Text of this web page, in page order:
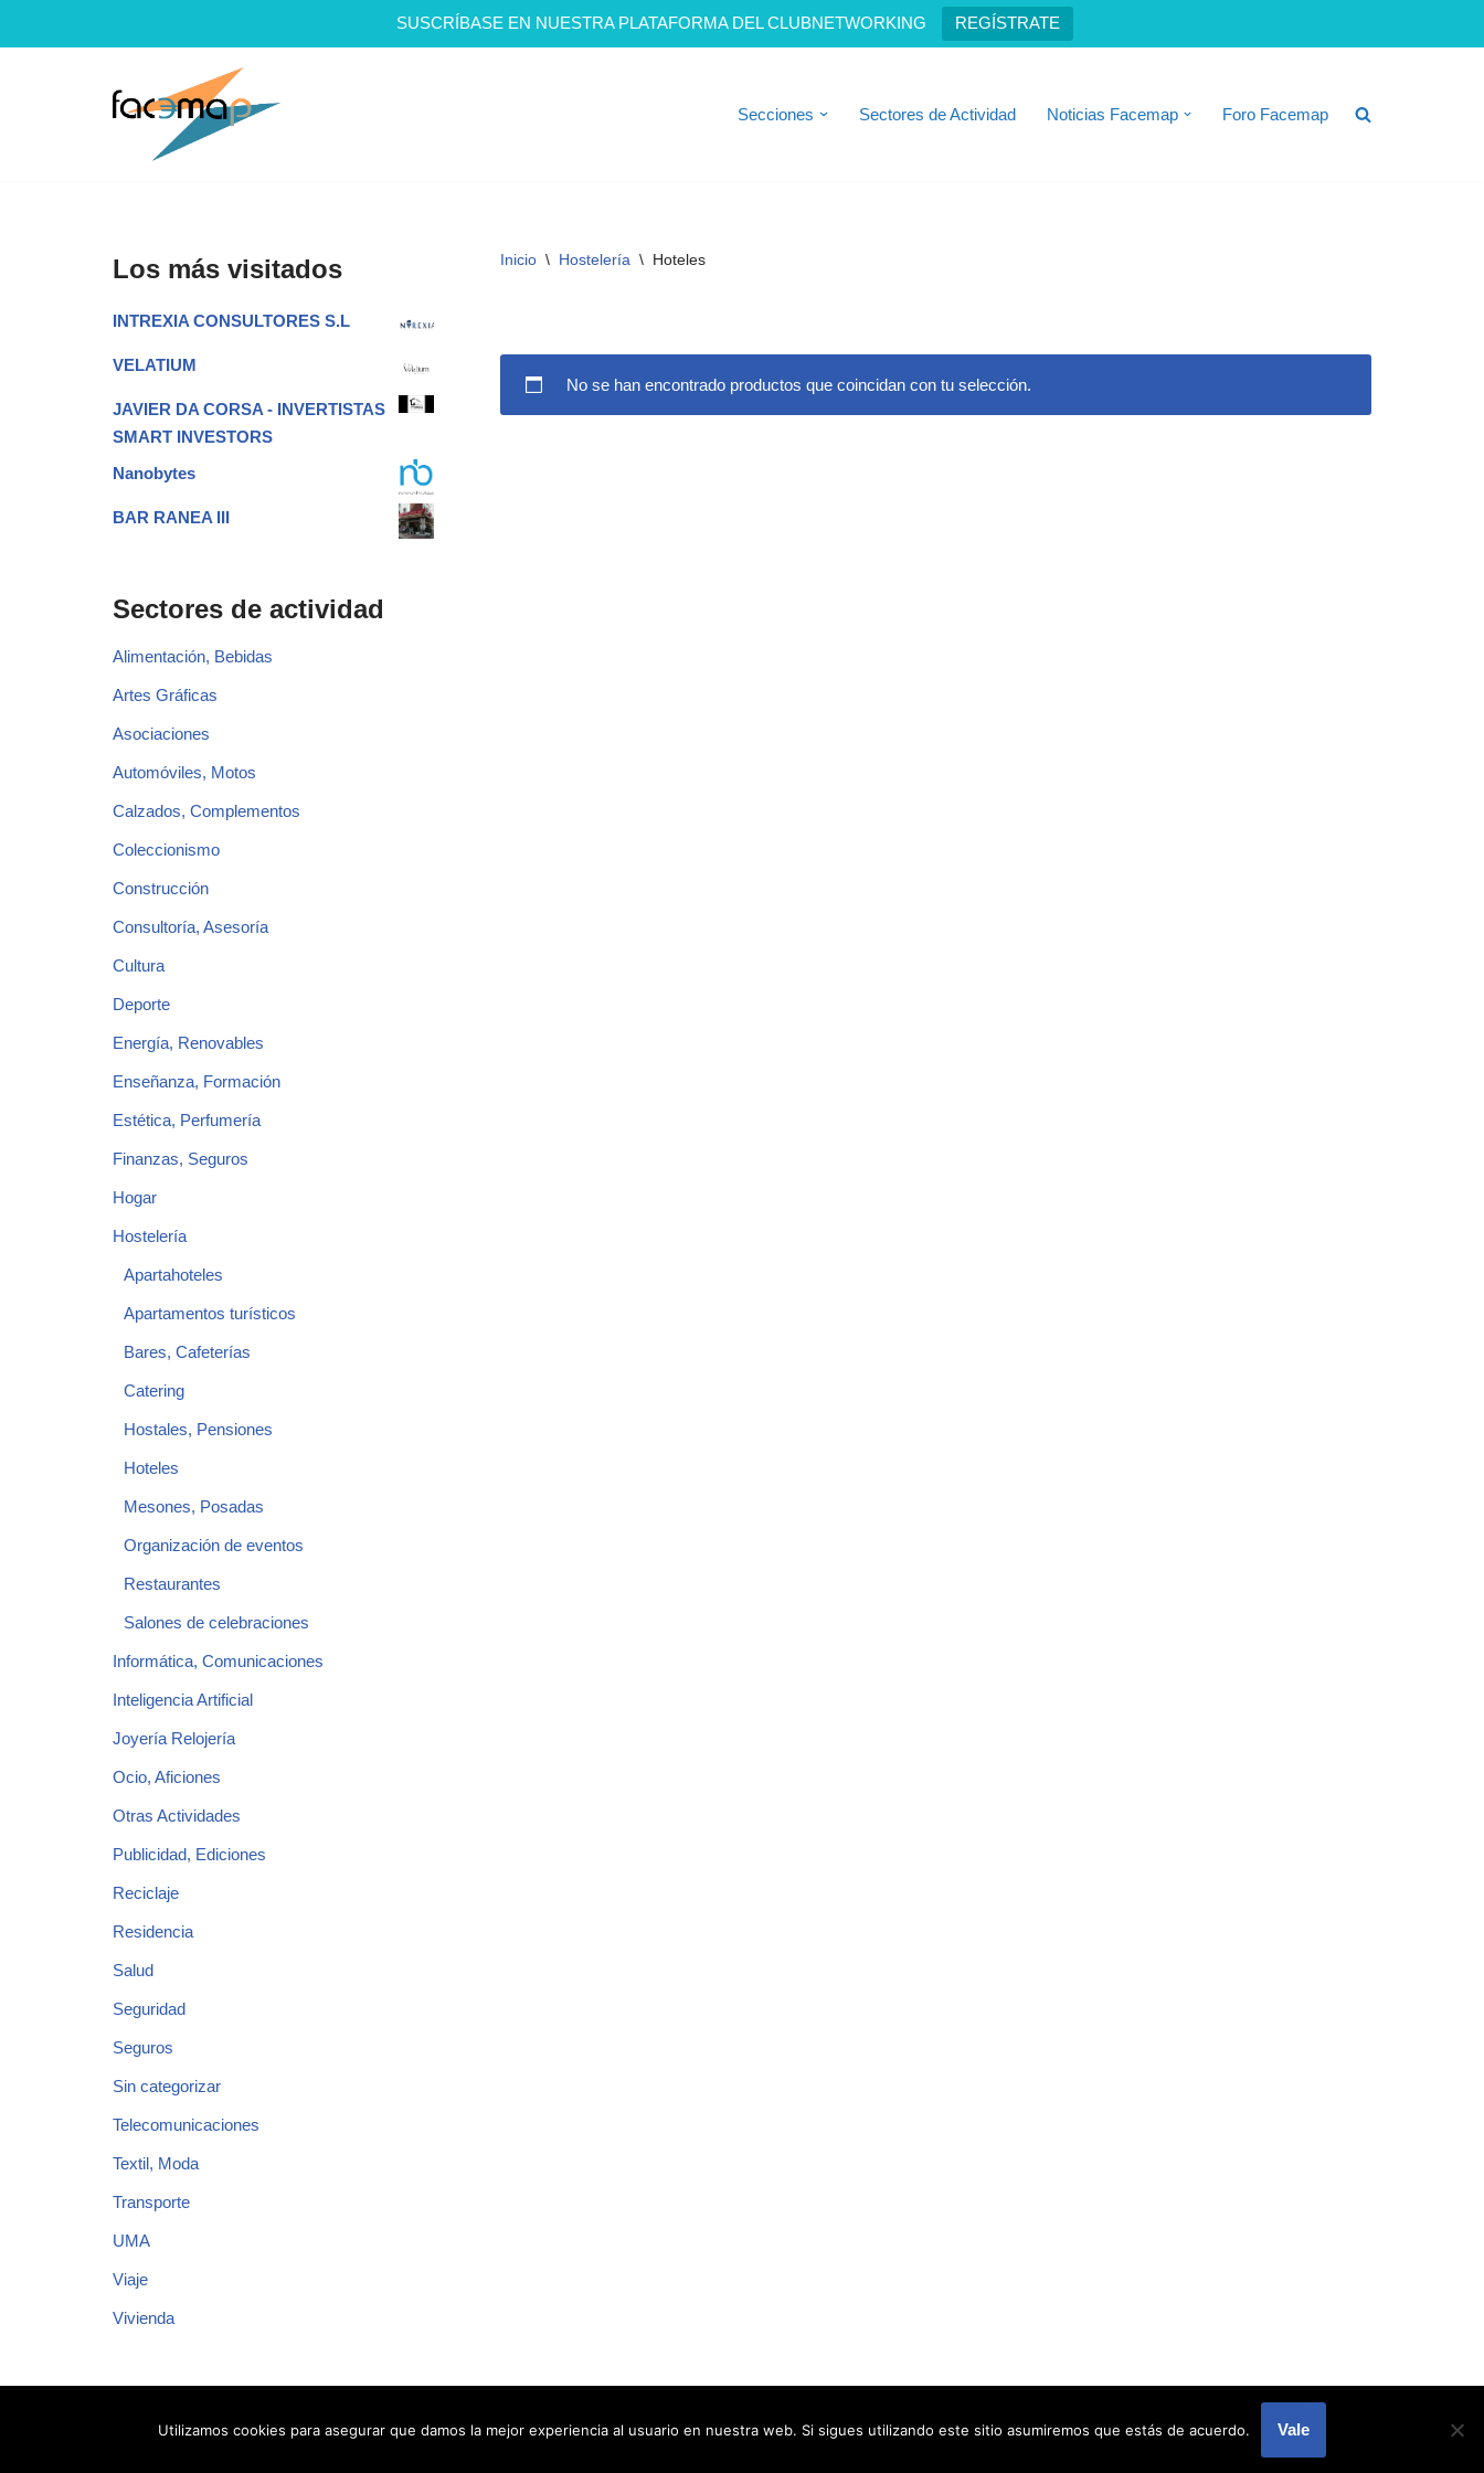
SUSCRÍBASE EN NUESTRA PLATAFORMA DEL CLUBNETWORKING REGÍSTRATE
Secciones Sectores de Actividad Noticias Facemap Foro Facemap
Los más visitados
INTREXIA CONSULTORES S.L
VELATIUM
JAVIER DA CORSA - INVERTISTAS
SMART INVESTORS
Nanobytes
BAR RANEA III
Sectores de actividad
Alimentación, Bebidas
Artes Gráficas
Asociaciones
Automóviles, Motos
Calzados, Complementos
Coleccionismo
Construcción
Consultoría, Asesoría
Cultura
Deporte
Energía, Renovables
Enseñanza, Formación
Estética, Perfumería
Finanzas, Seguros
Hogar
Hostelería
Apartahoteles
Apartamentos turísticos
Bares, Cafeterías
Catering
Hostales, Pensiones
Hoteles
Mesones, Posadas
Organización de eventos
Restaurantes
Salones de celebraciones
Informática, Comunicaciones
Inteligencia Artificial
Joyería Relojería
Ocio, Aficiones
Otras Actividades
Publicidad, Ediciones
Reciclaje
Residencia
Salud
Seguridad
Seguros
Sin categorizar
Telecomunicaciones
Textil, Moda
Transporte
UMA
Viaje
Vivienda
Inicio \ Hostelería \ Hoteles
No se han encontrado productos que coincidan con tu selección.
Utilizamos cookies para asegurar que damos la mejor experiencia al usuario en nuestra web. Si sigues utilizando este sitio asumiremos que estás de acuerdo. Vale